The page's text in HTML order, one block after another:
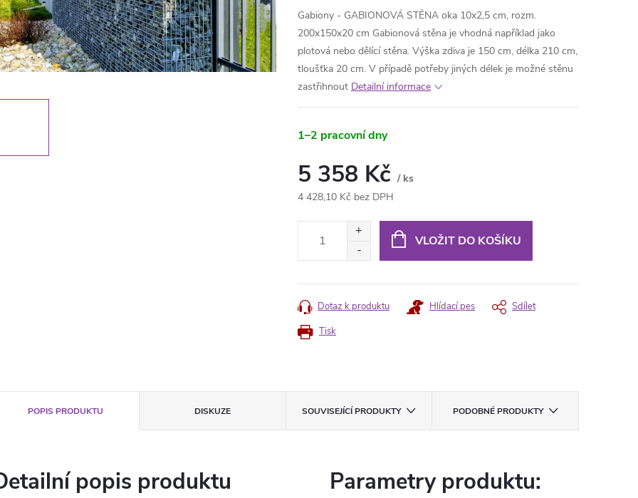
Gabiony - GABIONOVÁ STĚNA oka 10x2,5 cm, rozm.
200x150x20 cm Gabionová stěna je vhodná například jako
plotová nebo dělící stěna. Výška zdiva je 150 cm, délka 210 cm,
tloušťka 20 cm. V případě potřeby jiných délek je možné stěnu
zastřihnout Detailní informace
1–2 pracovní dny
5 358 Kč / ks
4 428,10 Kč bez DPH
VLOŽIT DO KOŠÍKU
Tisk
Dotaz k produktu Hlídací pes Sdílet
POPIS PRODUKTU DISKUZE SOUVISEJÍCÍ PRODUKTY PODOBNÉ PRODUKTY
popis produktu Parametry produktu: